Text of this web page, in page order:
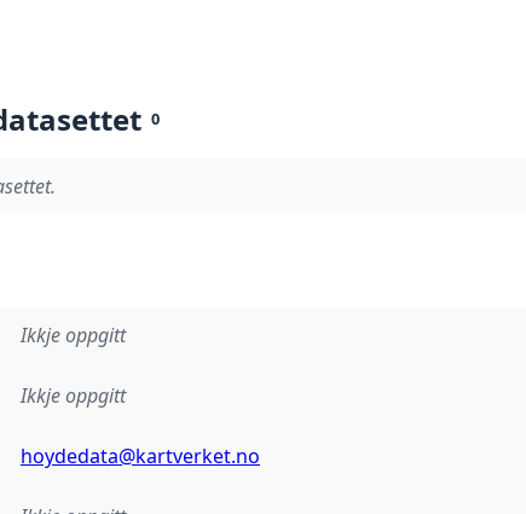
0
Ikkje oppgitt
Ikkje oppgitt
hoydedata@kartverket.no